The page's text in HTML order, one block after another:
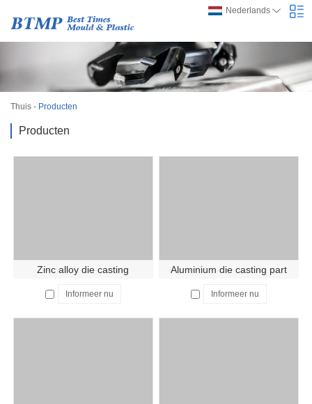
Nederlands
Thuis - Producten
Producten
Zinc alloy die casting
Informeer nu
Aluminium die casting part
Informeer nu